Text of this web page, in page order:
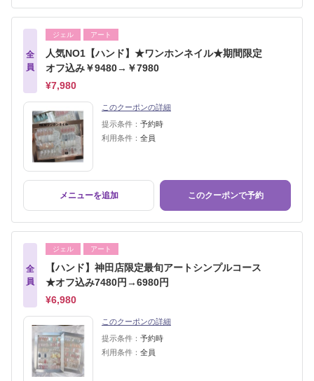
全
員
ジェル アート
人気NO1【ハンド】★ワンホンネイル★期間限定
オフ込み￥9480→￥7980
¥7,980
このクーポンの詳細
提示条件： 予約時
利用条件： 全員
メニューを追加 このクーポンで予約
全
員
ジェル アート
【ハンド】神田店限定最旬アートシンプルコース
★オフ込み7480円→6980円
¥6,980
このクーポンの詳細
提示条件： 予約時
利用条件： 全員